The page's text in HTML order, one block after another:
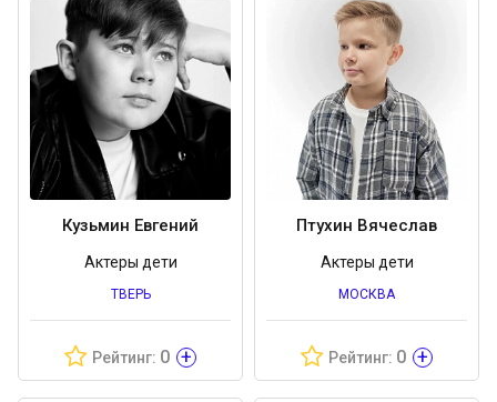
Кузьмин Евгений
Актеры дети
ТВЕРЬ
Рейтинг: 0 +
Птухин Вячеслав
Актеры дети
МОСКВА
Рейтинг: 0 +